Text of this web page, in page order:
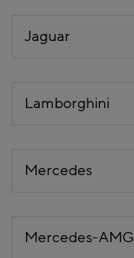
Jaguar
Lamborghini
Mercedes
Mercedes-AMG